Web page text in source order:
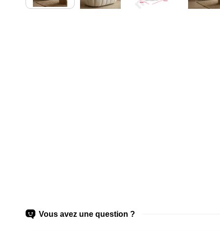
Vous avez une question ?